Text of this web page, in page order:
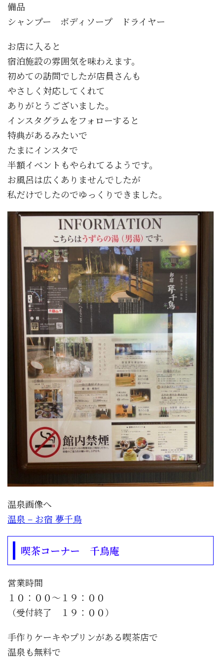
備品
シャンプー ボディソープ ドライヤー
お店に入ると
宿泊施設の雰囲気を味わえます。
初めての訪問でしたが店員さんも
やさしく対応してくれて
ありがとうございました。
インスタグラムをフォローすると
特典があるみたいで
たまにインスタで
半額イベントもやられてるようです。
お風呂は広くありませんでしたが
私だけでしたのでゆっくりできました。
温泉画像へ
温泉 – お宿 夢千鳥
喫茶コーナー 千鳥庵
営業時間
１０：００〜１９：００
（受付終了 １９：００）
手作りケーキやプリンがある喫茶店で
温泉も無料で